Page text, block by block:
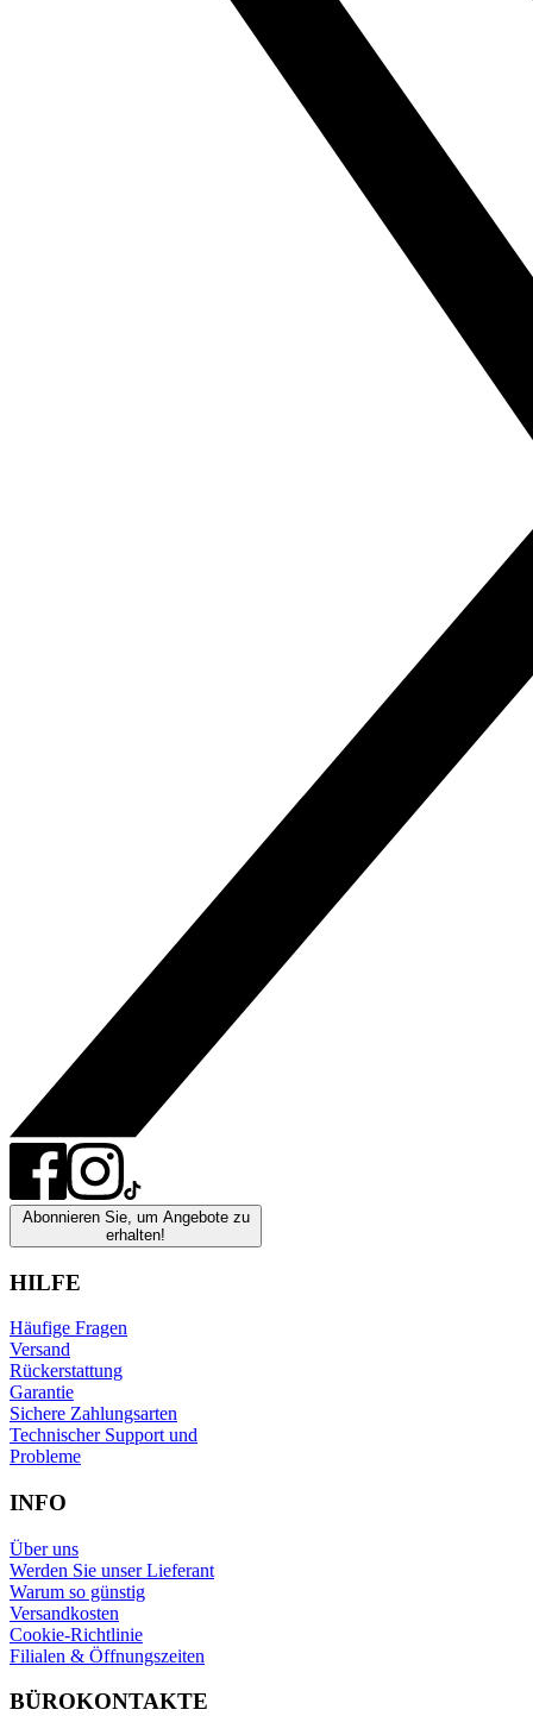
Abonnieren Sie, um Angebote zu
erhalten!
HILFE
Häufige Fragen
Versand
Rückerstattung
Garantie
Sichere Zahlungsarten
Technischer Support und
Probleme
INFO
Über uns
Werden Sie unser Lieferant
Warum so günstig
Versandkosten
Cookie-Richtlinie
Filialen & Öffnungszeiten
BÜROKONTAKTE